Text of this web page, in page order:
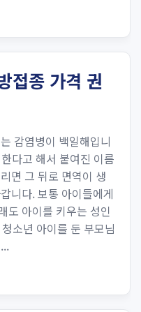
접종 가격 권
감염병이 백일해입니
다고 해서 붙여진 이름
면 그 뒤로 면역이 생
니다. 보통 아이들에게
도 아이를 키우는 성인
소년 아이를 둔 부모님